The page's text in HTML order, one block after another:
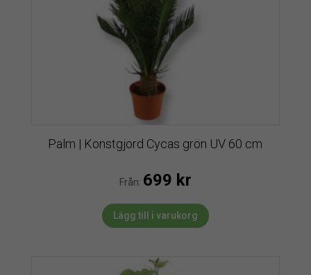
Palm | Konstgjord Cycas grön UV 60 cm
Från: 699 kr
Lägg till i varukorg